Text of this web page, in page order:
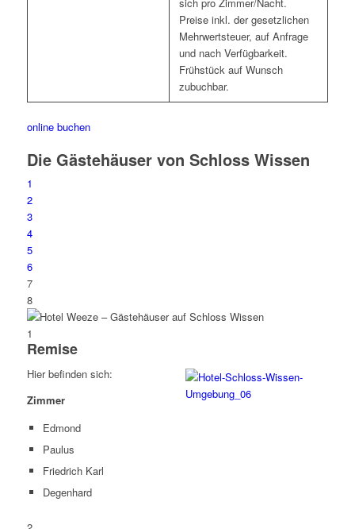
sich pro Zimmer/Nacht.
Preise inkl. der gesetzlichen
Mehrwertsteuer, auf Anfrage
und nach Verfügbarkeit.
Frühstück auf Wunsch
zubuchbar.
online buchen
Die Gästehäuser von Schloss Wissen
1
2
3
4
5
6
7
8
1
Remise
Hier befinden sich:
Zimmer
Edmond
Paulus
Friedrich Karl
Degenhard